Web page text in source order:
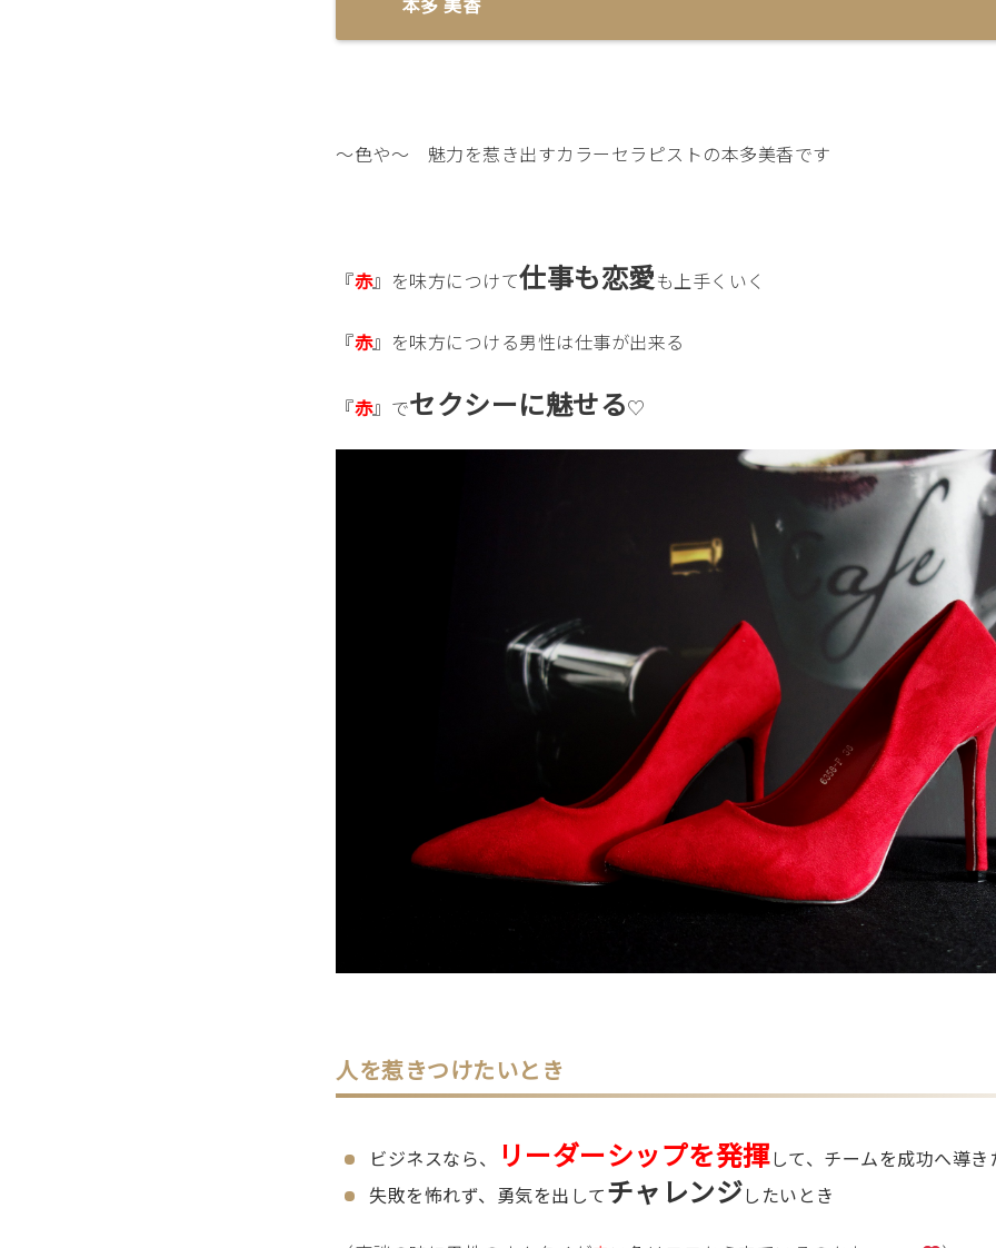
～色や～ 魅力を惹き出すカラーセラピストの本多美香です
『赤』を味方につけて仕事も恋愛も上手くいく
『赤』を味方につける男性は仕事が出来る
『赤』でセクシーに魅せる♡
人を惹きつけたいとき
ビジネスなら、 リーダーシップを発揮して、チームを成功へ導き
失敗を怖れず、勇気を出してチャレンジしたいとき